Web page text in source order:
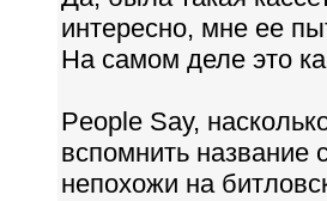
интересно, мне ее
На самом деле это
People Say,
вспомнить название
непохожи на